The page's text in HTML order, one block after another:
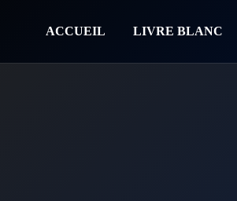
ACCUEIL LIVRE BLANC